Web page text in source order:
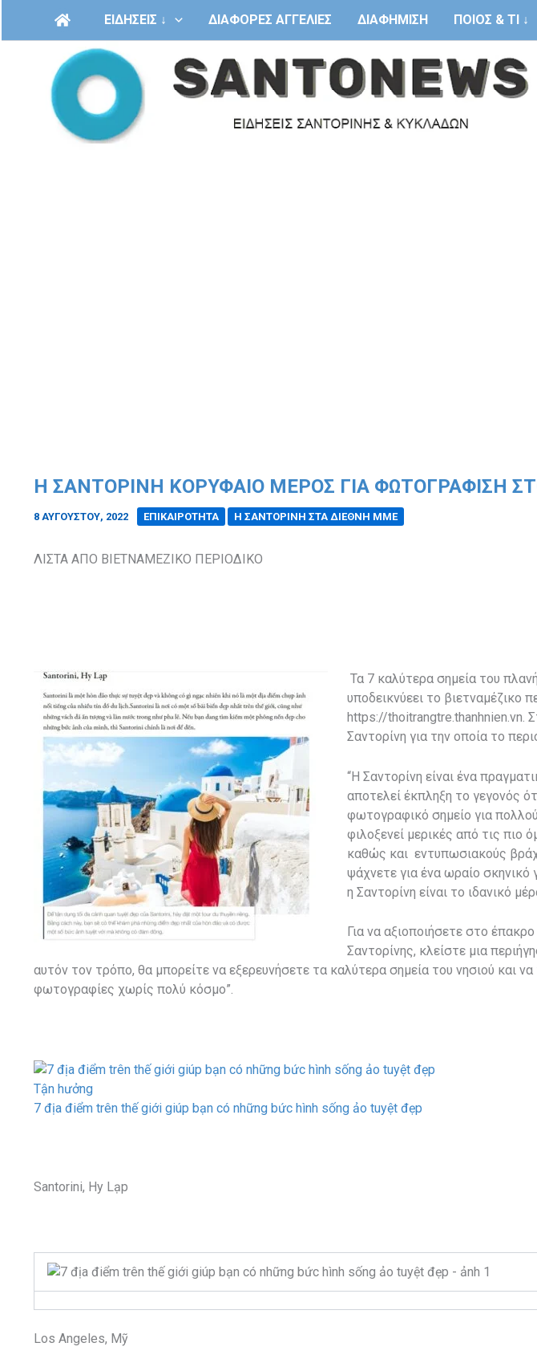
ΕΙΔΗΣΕΙΣ ↓ ΔΙΑΦΟΡΕΣ ΑΓΓΕΛΙΕΣ ΔΙΑΦΗΜΙΣΗ ΠΟΙΟΣ & ΤΙ ↓
Η ΣΑΝΤΟΡΙΝΗ ΚΟΡΥΦΑΙΟ ΜΕΡΟΣ ΓΙΑ ΦΩΤΟΓΡΑΦΙΣΗ
8 ΑΥΓΟΎΣΤΟΥ, 2022 ΕΠΙΚΑΙΡΟΤΗΤΑ Η ΣΑΝΤΟΡΙΝΗ ΣΤΑ ΔΙΕΘΝΗ ΜΜΕ
ΛΙΣΤΑ ΑΠΟ ΒΙΕΤΝΑΜΕΖΙΚΟ ΠΕΡΙΟΔΙΚΟ
Τα 7 καλύτερα σημεία του
υποδεικνύεει το βιετναμέζικο
https://thoitrangtre.thanhnien.vn.
Σαντορίνη για την οποία το
“Η Σαντορίνη είναι ένα
αποτελεί έκπληξη το γεγονός
φωτογραφικό σημείο για
φιλοξενεί μερικές από τις πιο
καθώς και εντυπωσιακούς
ψάχνετε για ένα ωραίο
η Σαντορίνη είναι το ιδανικό
Για να αξιοποιήσετε στο
Σαντορίνης, κλείστε μια
αυτόν τον τρόπο, θα μπορείτε να εξερευνήσετε τα καλύτερα σημεία του νησιού και
φωτογραφίες χωρίς πολύ κόσμο”.
Tận hưởng
7 địa điểm trên thế giới giúp bạn có những bức hình sống ảo tuyệt đẹp
Santorini, Hy Lạp
Los Angeles, Mỹ